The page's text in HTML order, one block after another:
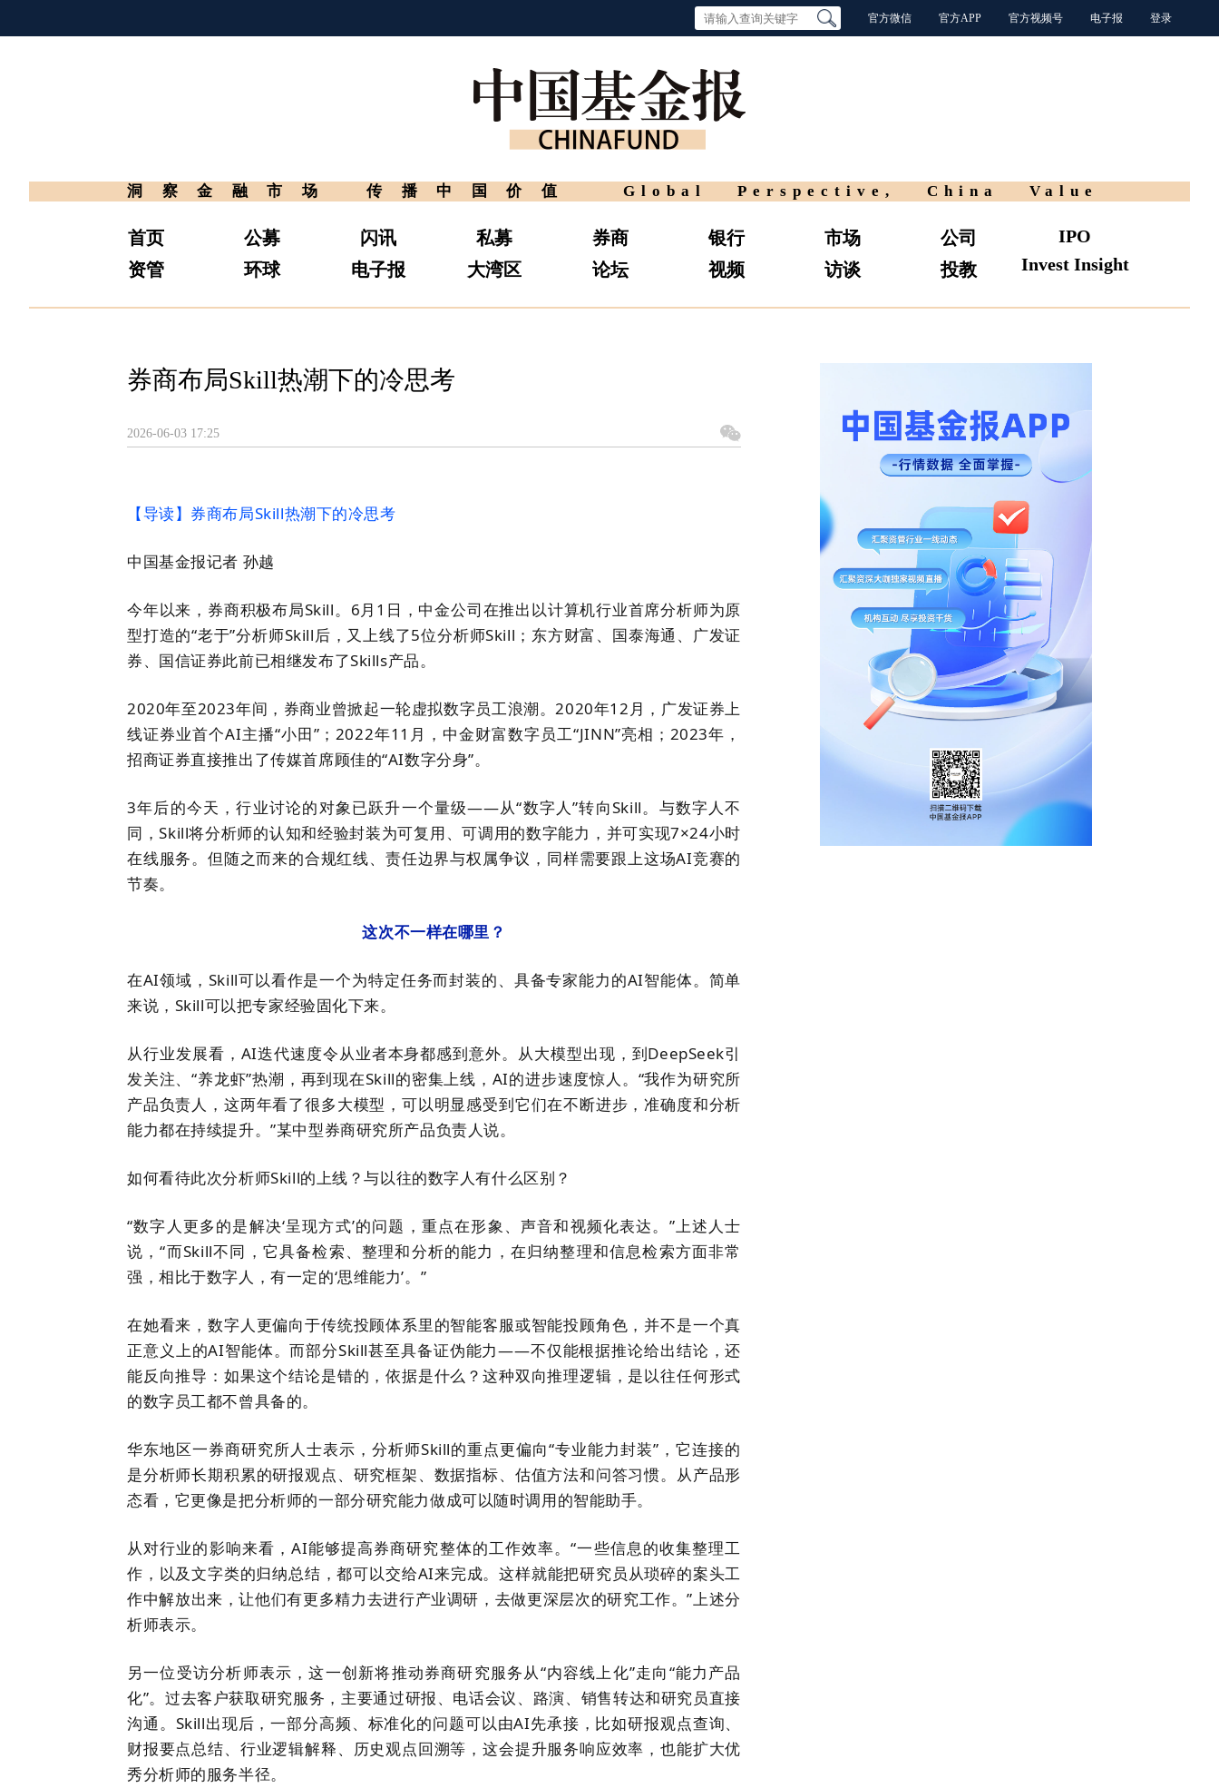
官方微信 官方APP 官方视频号 电子报 登录
洞察金融市场 传播中国价值 Global Perspective, China Value
首页
资管
公募
环球
闪讯
电子报
私募
大湾区
券商
论坛
银行
视频
市场
访谈
公司
投教
IPO
Invest Insight
券商布局Skill热潮下的冷思考
2026-06-03 17:25
【导读】券商布局Skill热潮下的冷思考
中国基金报记者 孙越
今年以来，券商积极布局Skill。6月1日，中金公司在推出以计算机行业首席分析师为原
型打造的“老于”分析师Skill后，又上线了5位分析师Skill； 东方财富、 国泰海通、广发证
券、国信证券此前已相继发布了Skills产品。
2020年至2023年间，券商业曾掀起一轮虚拟数字员工浪潮。2020年12月，广发证券上
线证券业首个AI主播“小田”； 2022年11月，中金财富数字员工“JINN”亮相； 2023年，
招商证券直接推出了传媒首席顾佳的“AI数字分身”。
3年后的今天，行业讨论的对象已跃升一个量级——从“数字人”转向Skill。 与数字人不
同，Skill将分析师的认知和经验封装为可复用、可调用的数字能力，并可实现7×24小时
在线服务。但随之而来的合规红线、责任边界与权属争议，同样需要跟上这场AI竞赛的
节奏。
这次不一样在哪里？
在AI领域，Skill可以看作是一个为特定任务而封装的、具备专家能力的AI智能体。 简单
来说，Skill可以把专家经验固化下来。
从行业发展看， AI迭代速度令从业者本身都感到意外。从大模型出现，到DeepSeek引
发关注、“养龙虾”热潮 ， 再到现在Skill的密集上线，AI的进步速度惊人。“我作为研究所
产品负责人，这两年看了很多大模型，可以明显感受到它们在不断进步，准确度和分析
能力都在持续提升。”某中型券商研究所产品负责人说。
如何看待此次分析师Skill的上线？与以往的数字人有什么区别？
“数字人更多的是解决‘呈现方式’的问题，重点在形象、声音和视频化表达。”上述人士
说，“而Skill不同，它具备检索、整理和分析的能力，在归纳整理和信息检索方面非常
强，相比于数字人，有一定的‘思维能力’。”
在她看来，数字人更偏向于传统投顾体系里的智能客服或智能投顾角色，并不是一个真
正意义上的AI智能体。而部分Skill甚至具备证伪能力——不仅能根据推论给出结论，还
能反向推导：如果这个结论是错的，依据是什么？这种双向推理逻辑，是以往任何形式
的数字员工都不曾具备的。
华东地区一券商研究所人士表示，分析师Skill的重点更偏向“专业能力封装”，它连接的
是分析师长期积累的研报观点、研究框架、数据指标、估值方法和问答习惯。从产品形
态看，它更像是把分析师的一部分研究能力做成可以随时调用的智能助手。
从对行业的影响来看，AI能够提高券商研究整体的工作效率。“一些信息的收集整理工
作，以及文字类的归纳总结，都可以交给AI来完成。这样就能把研究员从琐碎的案头工
作中解放出来，让他们有更多精力去进行产业调研，去做更深层次的研究工作。”上述分
析师表示。
另一位受访分析师表示，这一创新将推动券商研究服务从“内容线上化”走向“能力产品
化”。过去客户获取研究服务，主要通过研报、电话会议、路演、销售转达和研究员直接
沟通。Skill出现后，一部分高频、标准化的问题可以由AI先承接，比如研报观点查询、
财报要点总结、行业逻辑解释、历史观点回溯等，这会提升服务响应效率，也能扩大优
秀分析师的服务半径。